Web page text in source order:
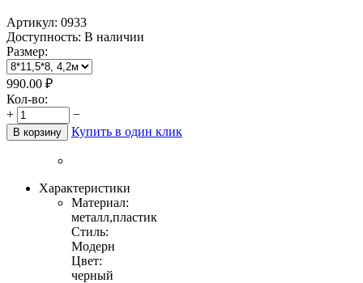
Артикул: 0933
Доступность: В наличии
Размер:
990.00 ₽
Кол-во:
+
−
В корзину Купить в один клик
Характеристики
Материал:
металл,пластик
Стиль:
Модерн
Цвет:
черный